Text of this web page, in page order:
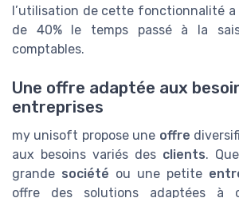
l’utilisation de cette fonctionnalité a
de 40% le temps passé à la
comptables.
Une offre adaptée aux
entreprises
my unisoft propose une offre
aux besoins variés des clients.
grande société ou une petite
offre des solutions adaptées à